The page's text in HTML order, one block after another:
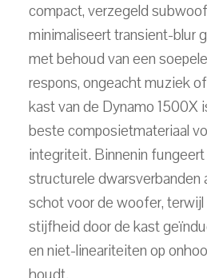
compact, verzegeld
minimaliseert transient-blur
met behoud van een
respons, ongeacht muziek
kast van de Dynamo 1500X
beste composietmateriaal
integriteit. Binnenin
structurele dwarsverbanden
schot voor de woofer,
stijfheid door de kast
en niet-lineariteiten op